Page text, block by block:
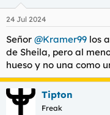
e
:
24 Jul 2024
Señor @Kramer99 los
de Sheila, pero al
hueso y no una como
Tipton
Freak